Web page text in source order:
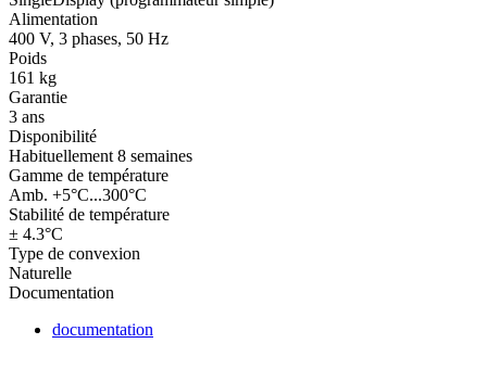
Alimentation
400 V, 3 phases, 50 Hz
Poids
161 kg
Garantie
3 ans
Disponibilité
Habituellement 8 semaines
Gamme de température
Amb. +5°C...300°C
Stabilité de température
± 4.3°C
Type de convexion
Naturelle
Documentation
documentation